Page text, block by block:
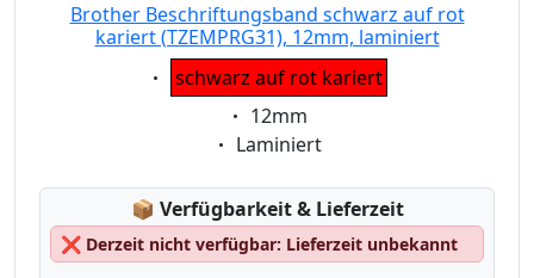
Brother Beschriftungsband schwarz auf rot
kariert (TZEMPRG31), 12mm, laminiert
Eigenschaft:
schwarz auf rot kariert
Eigenschaft:
12mm
Eigenschaft:
Laminiert
📦 Lagerstatus:
Verfügbarkeit & Lieferzeit
❌ Derzeit nicht verfügbar: Lieferzeit unbekannt